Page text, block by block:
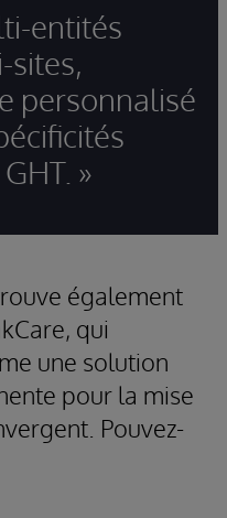
entités
sites,
personnalisé
»
également
qui
une solution
pour la mise
Pouvez-